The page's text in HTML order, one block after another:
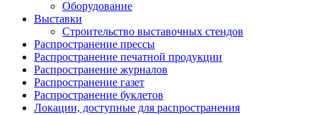
Оборудование
Выставки
Строительство выставочных стендов
Распространение прессы
Распространение печатной продукции
Распространение журналов
Распространение газет
Распространение буклетов
Локации, доступные для распространения